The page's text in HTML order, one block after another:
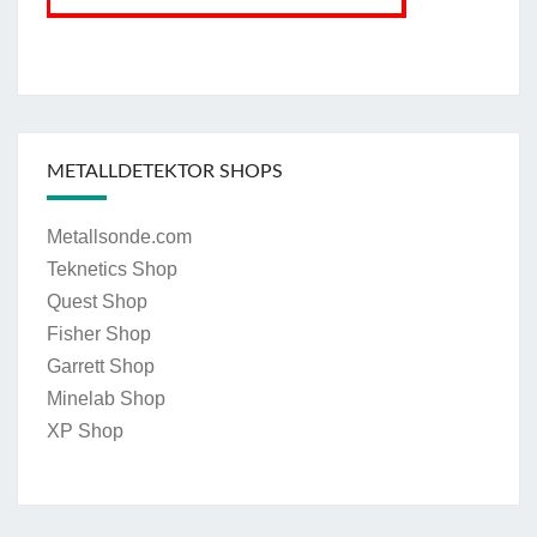
METALLDETEKTOR SHOPS
Metallsonde.com
Teknetics Shop
Quest Shop
Fisher Shop
Garrett Shop
Minelab Shop
XP Shop